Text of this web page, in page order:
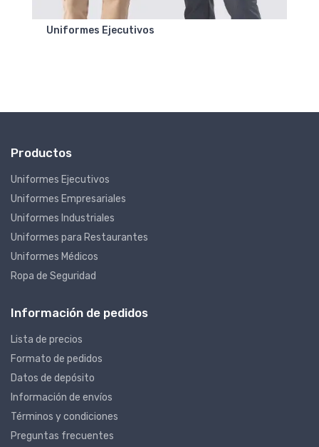
Uniformes Ejecutivos
Productos
Uniformes Ejecutivos
Uniformes Empresariales
Uniformes Industriales
Uniformes para Restaurantes
Uniformes Médicos
Ropa de Seguridad
Información de pedidos
Lista de precios
Formato de pedidos
Datos de depósito
Información de envíos
Términos y condiciones
Preguntas frecuentes